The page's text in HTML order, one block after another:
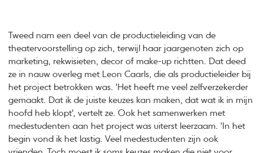
Tweed nam een deel van de productieleiding van de
theatervoorstelling op zich, terwijl haar jaargenoten zich op
marketing, rekwisieten, decor of make-up richtten. Dat deed
ze in nauw overleg met Leon Caarls, die als productieleider bij
het project betrokken was. 'Het heeft me veel zelfverzekerder
gemaakt. Dat ik de juiste keuzes kan maken, dat wat ik in mijn
hoofd heb klopt', vertelt ze. Ook het samenwerken met
medestudenten aan het project was uiterst leerzaam. 'In het
begin vond ik het lastig. Veel medestudenten zijn ook